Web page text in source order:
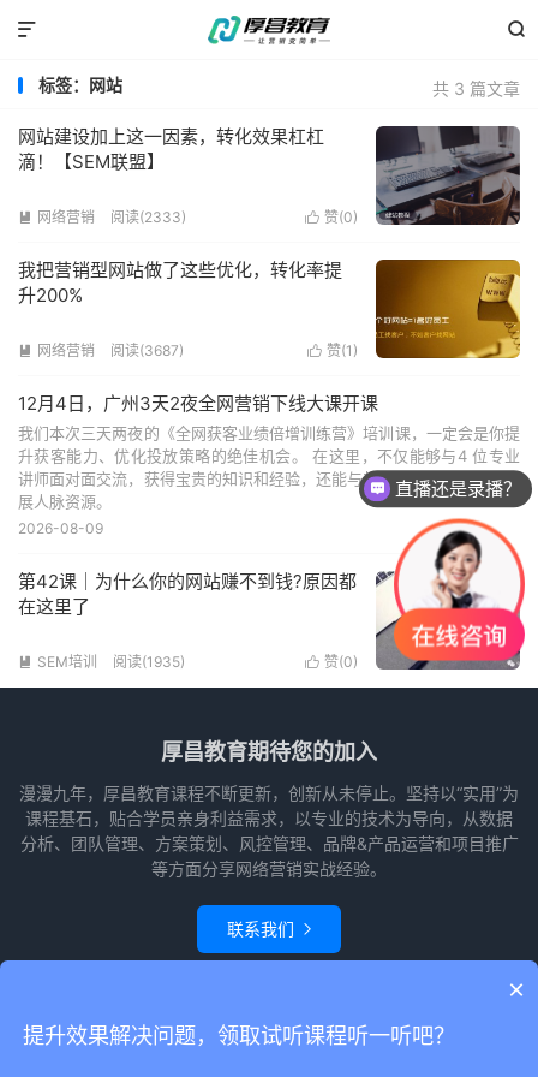


共 3 篇文章
标签：网站
网站建设加上这一因素，转化效果杠杠
滴！【SEM联盟】
 赞(0)
 网络营销 阅读(2333)
我把营销型网站做了这些优化，转化率提
升200%
 赞(1 )
 网络营销 阅读(3687)
12月4日，广州3天2夜全网营销下线大课开课
我们本次三天两夜的《全网获客业绩倍增训练营》培训课，一定会是你提
升获客能力、优化投放策略的绝佳机会。 在这里，不仅能够与4 位专业
讲师面对面交流，获得宝贵的知识和经验，还能与其他学员交流互动，拓
展人脉资源。
2026-08-09
第42课｜为什么你的网站赚不到钱?原因都
在这里了
 赞(0)
 SEM培训 阅读(1935)
厚昌教育期待您的加入
漫漫九年，厚昌教育课程不断更新，创新从未停止。坚持以“实用”为
课程基石，贴合学员亲身利益需求，以专业的技术为导向，从数据
分析、团队管理、方案策划、风控管理、品牌&产品运营和项目推广
等方面分享网络营销实战经验。
联系我们 
© 2010-2026赵阳竞价培训-厚昌教育本站主题由themebetter
地图
直播还是录播？
×
提升效果解决问题，领取试听课程听一听吧？